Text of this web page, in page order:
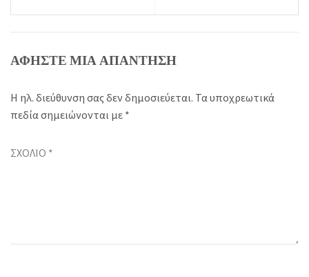
ΑΦΉΣΤΕ ΜΙΑ ΑΠΆΝΤΗΣΗ
Η ηλ. διεύθυνση σας δεν δημοσιεύεται. Τα υποχρεωτικά
πεδία σημειώνονται με *
ΣΧΌΛΙΟ *